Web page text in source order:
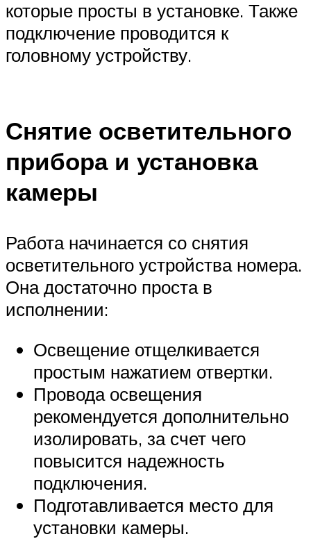
которые просты в установке. Также
подключение проводится к
головному устройству.
Снятие осветительного
прибора и установка
камеры
Работа начинается со снятия
осветительного устройства номера.
Она достаточно проста в
исполнении:
Освещение отщелкивается
простым нажатием отвертки.
Провода освещения
рекомендуется дополнительно
изолировать, за счет чего
повысится надежность
подключения.
Подготавливается место для
установки камеры.